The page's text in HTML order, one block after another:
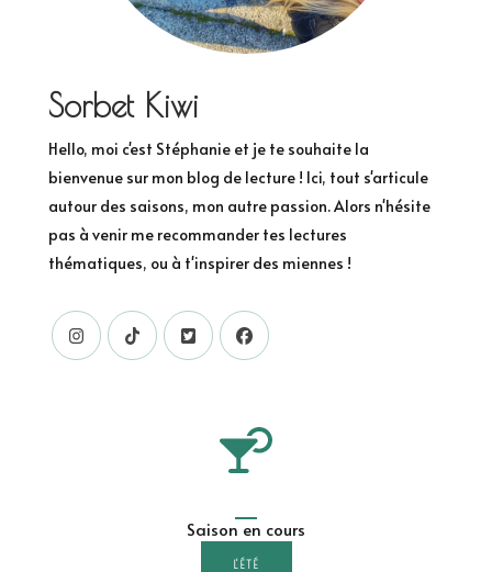
Sorbet Kiwi
Hello, moi c'est Stéphanie et je te souhaite la
bienvenue sur mon blog de lecture ! Ici, tout s'articule
autour des saisons, mon autre passion. Alors n'hésite
pas à venir me recommander tes lectures
thématiques, ou à t'inspirer des miennes !
Saison en cours
L'ÉTÉ